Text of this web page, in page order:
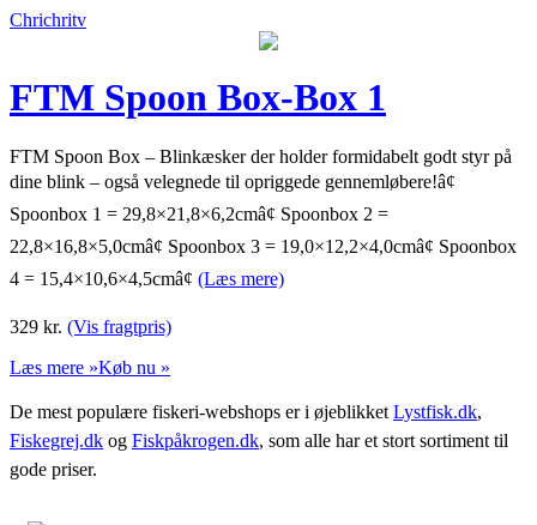
Chrichritv
FTM Spoon Box-Box 1
FTM Spoon Box – Blinkæsker der holder formidabelt godt styr på
dine blink – også velegnede til opriggede gennemløbere!â¢
Spoonbox 1 = 29,8×21,8×6,2cmâ¢ Spoonbox 2 =
22,8×16,8×5,0cmâ¢ Spoonbox 3 = 19,0×12,2×4,0cmâ¢ Spoonbox
4 = 15,4×10,6×4,5cmâ¢ (Læs mere)
329 kr. (Vis fragtpris)
Læs mere »Køb nu »
De mest populære fiskeri-webshops er i øjeblikket Lystfisk.dk,
Fiskegrej.dk og Fiskpåkrogen.dk, som alle har et stort sortiment til
gode priser.